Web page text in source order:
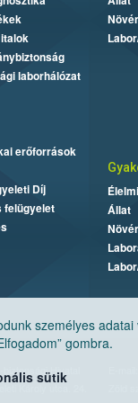
személyes
gombra.
sütik
laborhálózat
erőforrások
Díj
felügyelet
Állat
Hivatal